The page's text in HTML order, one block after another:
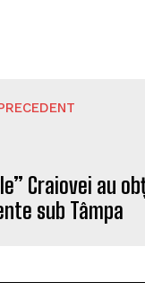
Craiovei au